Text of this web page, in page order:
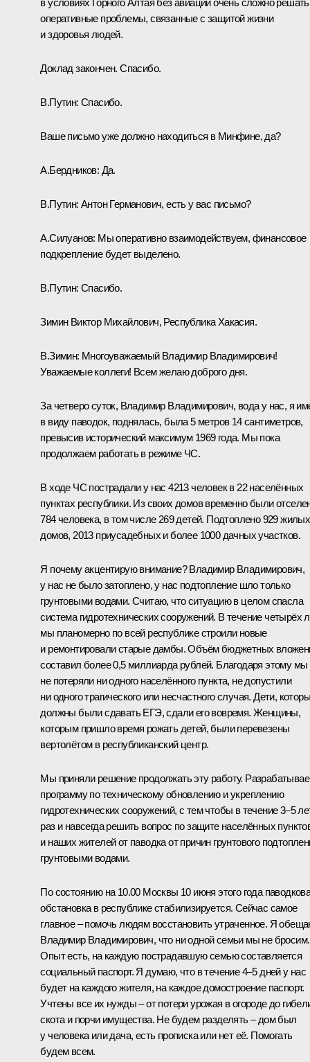
оперативные проблемы, связанные с защитой жизни
и здоровья людей.
Доклад закончен. Спасибо.
В.Путин: Спасибо.
Ваше письмо уже должно находиться в Минфине, да?
А.Бердников: Да.
В.Путин: Антон Германович, есть у вас письмо?
А.Силуанов: Мы оперативно взаимодействуем, финансовое
подкрепление будет выделено.
В.Путин: Спасибо.
Зимин Виктор Михайлович, Республика Хакасия.
В.Зимин: Многоуважаемый Владимир Владимирович!
Уважаемые коллеги! Всем желаю доброго дня.
За четверо суток, Владимир Владимирович, вода у нас, я
в виду паводок, поднялась, была 5 метров 14 сантиметров,
превысив исторический максимум 1969 года. Мы пока
продолжаем работать в режиме ЧС.
В ходе ЧС пострадали у нас 4213 человек в 22 населённых
пунктах республики. Из своих домов временно были
784 человека, в том числе 269 детей. Подтоплено 929 жилых
домов, 2013 приусадебных и более 1000 дачных участков.
Я почему акцентирую внимание? Владимир Владимирович,
у нас не было затоплено, у нас подтопление шло только
грунтовыми водами. Считаю, что ситуацию в целом спасла
система гидротехнических сооружений. В течение четырёх
мы планомерно по всей республике строили новые
и ремонтировали старые дамбы. Объём бюджетных
составил более 0,5 миллиарда рублей. Благодаря этому мы
не потеряли ни одного населённого пункта, не допустили
ни одного трагического или несчастного случая. Дети,
должны были сдавать ЕГЭ, сдали его вовремя. Женщины,
которым пришло время рожать детей, были перевезены
вертолётом в республиканский центр.
Мы приняли решение продолжать эту работу.
программу по техническому обновлению и укреплению
гидротехнических сооружений, с тем чтобы в течение 3–5
раз и навсегда решить вопрос по защите населённых
и наших жителей от паводка от причин грунтового
грунтовыми водами.
По состоянию на 10.00 Москвы 10 июня этого года
обстановка в республике стабилизируется. Сейчас самое
главное – помочь людям восстановить утраченное. Я
Владимир Владимирович, что ни одной семьи мы не бросим.
Опыт есть, на каждую пострадавшую семью составляется
социальный паспорт. Я думаю, что в течение 4–5 дней у нас
будет на каждого жителя, на каждое домостроение паспорт.
Учтены все их нужды – от потери урожая в огороде до
скота и порчи имущества. Не будем разделять – дом был
у человека или дача, есть прописка или нет её. Помогать
будем всем.